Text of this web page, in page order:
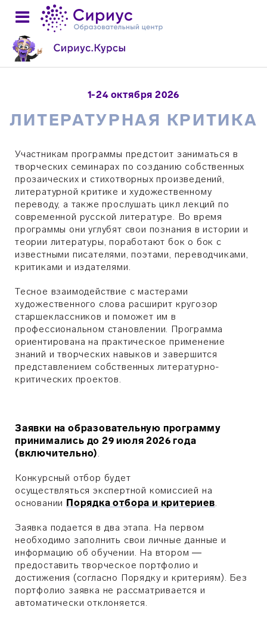
1-24 октября 2026
ЛИТЕРАТУРНАЯ КРИТИКА
Участникам программы предстоит заниматься в
творческих семинарах по созданию собственных
прозаических и стихотворных произведений,
литературной критике и художественному
переводу, а также прослушать цикл лекций по
современной русской литературе. Во время
программы они углубят свои познания в истории и
теории литературы, поработают бок о бок с
известными писателями, поэтами, переводчиками,
критиками и издателями.
Тесное взаимодействие с мастерами
художественного слова расширит кругозор
старшеклассников и поможет им в
профессиональном становлении. Программа
ориентирована на практическое применение
знаний и творческих навыков и завершится
представлением собственных литературно-
критических проектов.
Заявки на образовательную программу
принимались до 29 июля 2026 года
(включительно).
Конкурсный отбор будет
осуществляться экспертной комиссией на
основании Порядка отбора и критериев.
Заявка подается в два этапа. На первом
необходимо заполнить свои личные данные и
информацию об обучении. На втором—
предоставить творческое портфолио и
достижения (согласно Порядку и критериям). Без
портфолио заявка не рассматривается и
автоматически отклоняется.